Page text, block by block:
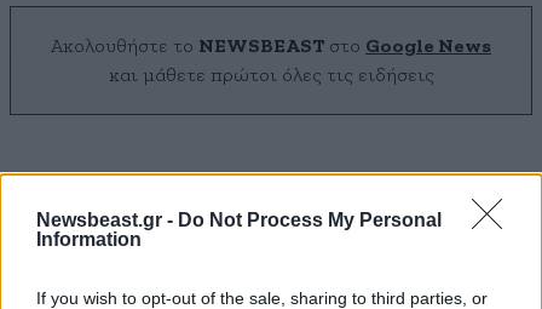
Newsbeast.gr - Do Not Process My Personal
Information
If you wish to opt-out of the sale, sharing to third parties, or
Ακολουθήστε το NEWSBEAST στο Google News
και μάθετε πρώτοι όλες τις ειδήσεις